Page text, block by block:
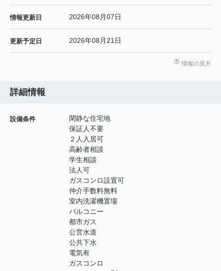
情報更新日 2026年08月07日
更新予定日 2026年08月21日
情報の見方
詳細情報
設備条件
閑静な住宅地
保証人不要
２人入居可
高齢者相談
学生相談
法人可
ガスコンロ設置可
仲介手数料無料
室内洗濯機置場
バルコニー
都市ガス
公営水道
公共下水
電気有
ガスコンロ